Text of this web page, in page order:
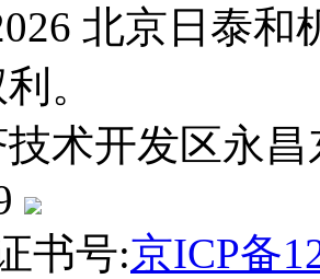
北京日泰
。
术开发区永
书号:京ICP备